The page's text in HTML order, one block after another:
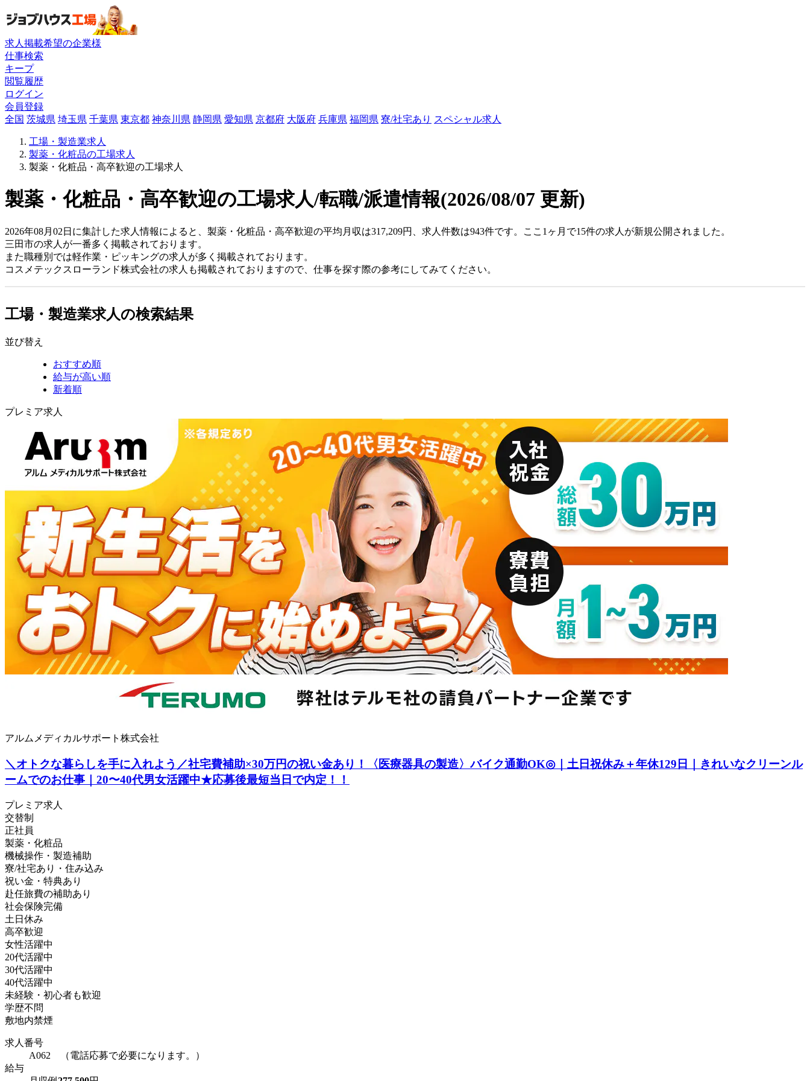
求人掲載希望の企業様
仕事検索
キープ
閲覧履歴
ログイン
会員登録
全国 茨城県 埼玉県 千葉県 東京都 神奈川県 静岡県 愛知県 京都府 大阪府 兵庫県 福岡県 寮/社宅あり スペシャル求人
工場・製造業求人
製薬・化粧品の工場求人
製薬・化粧品・高卒歓迎の工場求人
製薬・化粧品・高卒歓迎の工場求人/転職/派遣情報(2026/08/07 更新)
2026年08月02日に集計した求人情報によると、製薬・化粧品・高卒歓迎の平均月収は317,209円、求人件数は943件です。ここ1ヶ月で15件の求人が新規公開されました。
三田市の求人が一番多く掲載されております。
また職種別では軽作業・ピッキングの求人が多く掲載されております。
コスメテックスローランド株式会社の求人も掲載されておりますので、仕事を探す際の参考にしてみてください。
工場・製造業求人の検索結果
並び替え
おすすめ順
給与が高い順
新着順
プレミア求人
アルムメディカルサポート株式会社
＼オトクな暮らしを手に入れよう／社宅費補助×30万円の祝い金あり！〈医療器具の製造〉バイク通勤OK◎｜土日祝休み＋年休129日｜きれいなクリーンル
ームでのお仕事｜20〜40代男女活躍中★応募後最短当日で内定！！
プレミア求人
交替制
正社員
製薬・化粧品
機械操作・製造補助
寮/社宅あり・住み込み
祝い金・特典あり
赴任旅費の補助あり
社会保険完備
土日休み
高卒歓迎
女性活躍中
20代活躍中
30代活躍中
40代活躍中
未経験・初心者も歓迎
学歴不問
敷地内禁煙
求人番号
A062 （電話応募で必要になります。）
給与